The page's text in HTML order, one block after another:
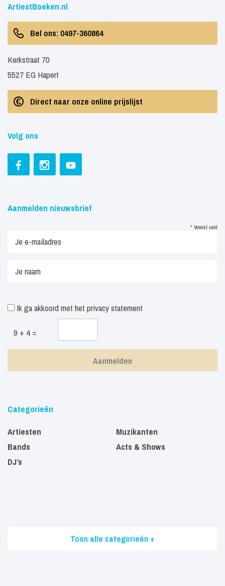
ArtiestBoeken.nl
Bel ons: 0497-360864
Kerkstraat 70
5527 EG Hapert
Direct naar onze online prijslijst
Volg ons
Aanmelden nieuwsbrief
* Vereist veld
Ik ga akkoord met het privacy statement
9 + 4 =
Categorieën
Artiesten
Bands
DJ’s
Muzikanten
Acts & Shows
Toon alle categorieën +